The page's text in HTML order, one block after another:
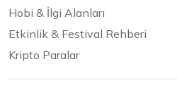
Hobi & İlgi Alanları
Etkinlik & Festival Rehberi
Kripto Paralar